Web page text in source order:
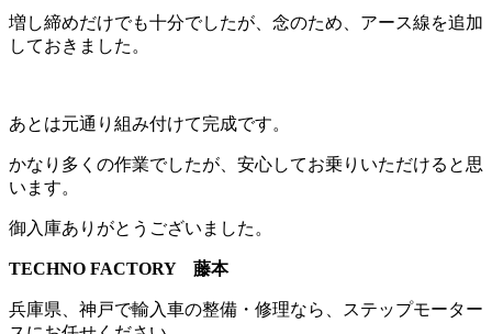
増し締めだけでも十分でしたが、念のため、アース線を追加
しておきました。
あとは元通り組み付けて完成です。
かなり多くの作業でしたが、安心してお乗りいただけると思
います。
御入庫ありがとうございました。
TECHNO FACTORY 藤本
兵庫県、神戸で輸入車の整備・修理なら、ステップモーター